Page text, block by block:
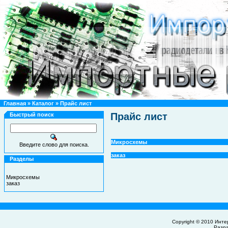
Главная » Каталог » Прайс лист
Быстрый поиск
Введите слово для поиска.
Разделы
Микросхемы
заказ
Прайс лист
Микросхемы
заказ
Copyright © 2010